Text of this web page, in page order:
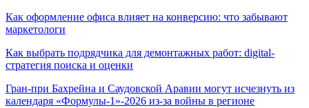
Как оформление офиса влияет на конверсию: что забывают
маркетологи
Как выбрать подрядчика для демонтажных работ: digital-
стратегия поиска и оценки
Гран-при Бахрейна и Саудовской Аравии могут исчезнуть из
календаря «Формулы-1»-2026 из-за войны в регионе